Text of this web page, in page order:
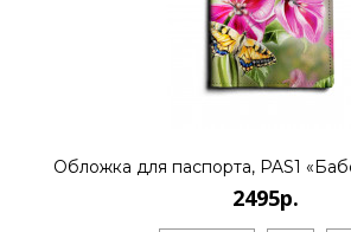
Обложка для паспорта, PAS1
2495р.